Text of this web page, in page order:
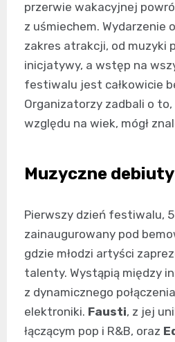
przerwie wakacyjnej
z uśmiechem. Wydarzenie
zakres atrakcji, od muzyki
inicjatywy, a wstęp na
festiwalu jest całkowicie
Organizatorzy zadbali o to,
względu na wiek, mógł
Muzyczne
Pierwszy dzień festiwalu,
zainaugurowany pod
gdzie młodzi artyści
talenty. Wystąpią między
z dynamicznego
elektroniki. Fausti, z jej
łączącym pop i R&B, oraz